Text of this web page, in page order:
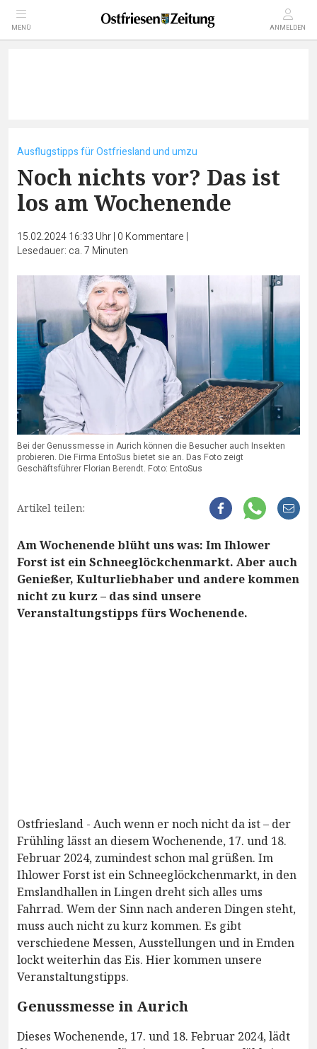
MENÜ ANMELDEN
Ausflugstipps für Ostfriesland und umzu
Noch nichts vor? Das ist
los am Wochenende
15.02.2024 16:33 Uhr| 0 Kommentare |
Lesedauer: ca. 7 Minuten
Bei der Genussmesse in Aurich können die Besucher auch Insekten
probieren. Die Firma EntoSus bietet sie an. Das Foto zeigt
Geschäftsführer Florian Berendt. Foto: EntoSus
Artikel teilen:
Am Wochenende blüht uns was: Im Ihlower
Forst ist ein Schneeglöckchenmarkt. Aber auch
Genießer, Kulturliebhaber und andere kommen
nicht zu kurz – das sind unsere
Veranstaltungstipps fürs Wochenende.
Ostfriesland - Auch wenn er noch nicht da ist – der
Frühling lässt an diesem Wochenende, 17. und 18.
Februar 2024, zumindest schon mal grüßen. Im
Ihlower Forst ist ein Schneeglöckchenmarkt, in den
Emslandhallen in Lingen dreht sich alles ums
Fahrrad. Wem der Sinn nach anderen Dingen steht,
muss auch nicht zu kurz kommen. Es gibt
verschiedene Messen, Ausstellungen und in Emden
lockt weiterhin das Eis. Hier kommen unsere
Veranstaltungstipps.
Genussmesse in Aurich
Dieses Wochenende, 17. und 18. Februar 2024, lädt